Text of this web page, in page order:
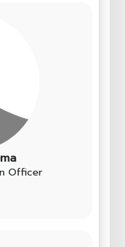
Officer